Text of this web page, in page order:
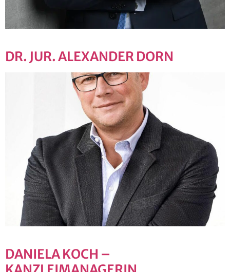
DR. JUR. ALEXANDER DORN
DANIELA KOCH –